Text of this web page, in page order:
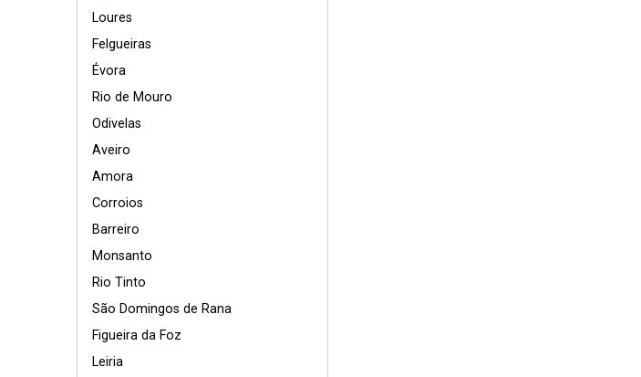
Loures
Felgueiras
Évora
Rio de Mouro
Odivelas
Aveiro
Amora
Corroios
Barreiro
Monsanto
Rio Tinto
São Domingos de Rana
Figueira da Foz
Leiria